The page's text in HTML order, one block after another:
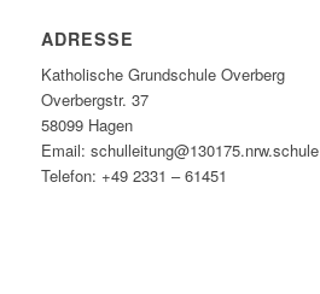
ADRESSE
Katholische Grundschule Overberg
Overbergstr. 37
58099 Hagen
Email: schulleitung@130175.nrw.schule
Telefon: +49 2331 – 61451